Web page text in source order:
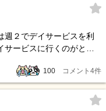
す。自宅のように快適と
の中では高級旅館のよ
す
２でデイサービスを利
ービスに行くのがとて
いし、自分のことはいつ
ろうか？娘の人生なぞ知
な↷
100 コメント 4件